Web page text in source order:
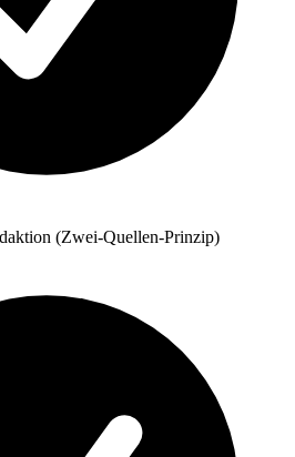
(Zwei-Quellen-Prinzip)